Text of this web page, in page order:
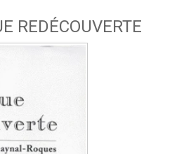
REDÉCOUVERTE